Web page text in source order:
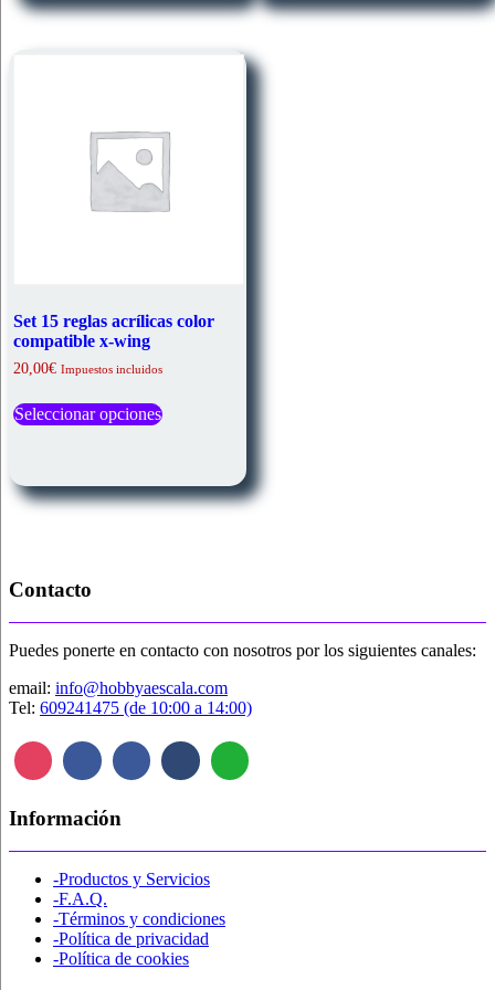
Set 15 reglas acrílicas color
compatible x-wing
20,00€ Impuestos incluidos
Seleccionar opcionesproducto
Las
opciones
de
Contacto
Puedes ponerte en contacto con nosotros por los siguientes canales:
email: info@hobbyaescala.com
Tel: 609241475 (de 10:00 a 14:00)
Información
-Productos y Servicios
-F.A.Q.
-Términos y condiciones
-Política de privacidad
-Política de cookies